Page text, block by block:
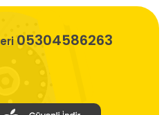
05304586263